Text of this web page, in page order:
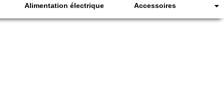
Alimentation électrique Accessoires